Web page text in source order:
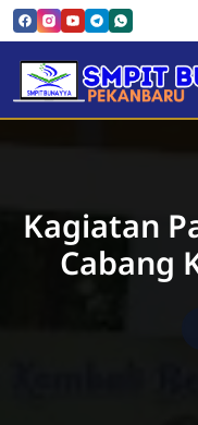
SMPIT
Kagiatan
Cabang